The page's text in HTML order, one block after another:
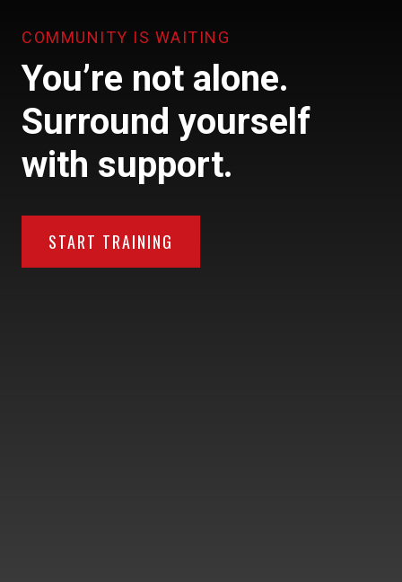
COMMUNITY IS WAITING
You’re not alone.
Surround yourself
with support.
START TRAINING